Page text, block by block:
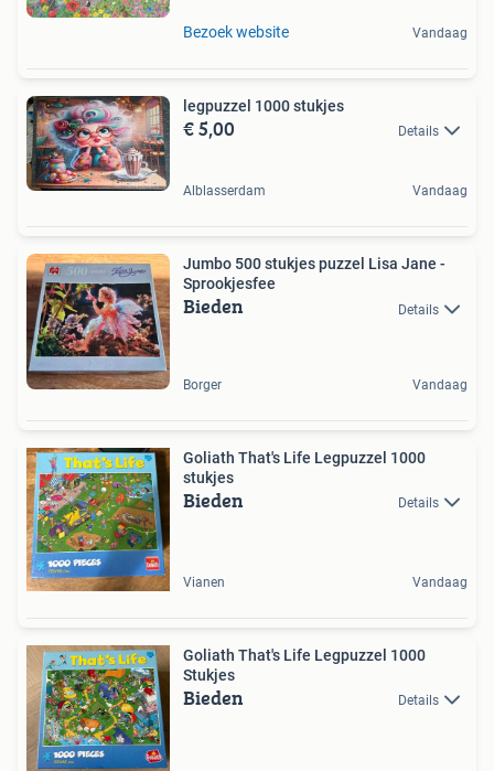
Bezoek website Vandaag
legpuzzel 1000 stukjes
€ 5,00 Details
Alblasserdam Vandaag
Jumbo 500 stukjes puzzel Lisa Jane -
Sprookjesfee
Bieden Details
Borger Vandaag
Goliath That's Life Legpuzzel 1000
stukjes
Bieden Details
Vianen Vandaag
Goliath That's Life Legpuzzel 1000
Stukjes
Bieden Details